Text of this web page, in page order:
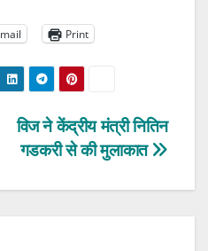
Print
विज ने केंद्रीय मंत्री नितिन
गडकरी से की मुलाकात